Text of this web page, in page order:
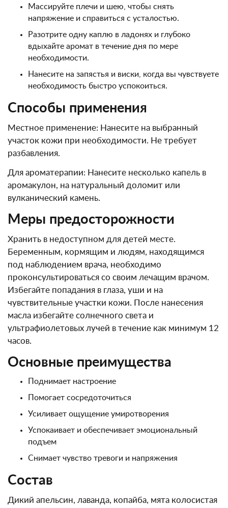
Массируйте плечи и шею, чтобы снять
напряжение и справиться с усталостью.
Разотрите одну каплю в ладонях и глубоко
вдыхайте аромат в течение дня по мере
необходимости.
Нанесите на запястья и виски, когда вы чувствуете
необходимость быстро успокоиться.
Способы применения
Местное применение: Нанесите на выбранный
участок кожи при необходимости. Не требует
разбавления.
Для ароматерапии: Нанесите несколько капель в
аромакулон, на натуральный доломит или
вулканический камень.
Меры предосторожности
Хранить в недоступном для детей месте.
Беременным, кормящим и людям, находящимся
под наблюдением врача, необходимо
проконсультироваться со своим лечащим врачом.
Избегайте попадания в глаза, уши и на
чувствительные участки кожи. После нанесения
масла избегайте солнечного света и
ультрафиолетовых лучей в течение как минимум 12
часов.
Основные преимущества
Поднимает настроение
Помогает сосредоточиться
Усиливает ощущение умиротворения
Успокаивает и обеспечивает эмоциональный
подъем
Снимает чувство тревоги и напряжения
Состав
Дикий апельсин, лаванда, копайба, мята колосистая